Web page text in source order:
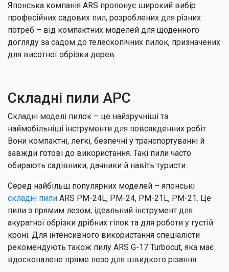
Японська компанія ARS пропонує широкий вибір
професійних садових пил, розроблених для різних
потреб – від компактних моделей для щоденного
догляду за садом до телескопічних пилок, призначених
для висотної обрізки дерев.
Складні пили АРС
Складні моделі пилок – це найзручніші та
наймобільніші інструменти для повсякденних робіт.
Вони компактні, легкі, безпечні у транспортуванні й
завжди готові до використання. Такі пили часто
обирають садівники, дачники й навіть туристи.
Серед найбільш популярних моделей – японські
складні пили ARS PM-24L, PM-24, PM-21L, PM-21. Це
пили з прямим лезом, ідеальний інструмент для
акуратної обрізки дрібних гілок та для роботи у густій
кроні. Для інтенсивного використання спеціалісти
рекомендують також пилу ARS G-17 Turbocut, яка має
вдосконалене пряме лезо для швидкого різання.